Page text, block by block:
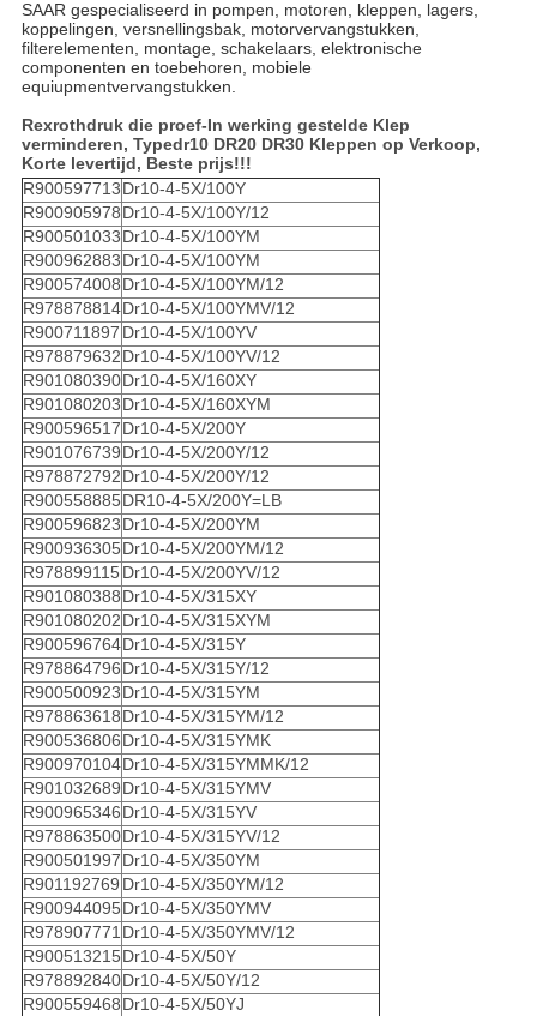
SAAR gespecialiseerd in pompen, motoren, kleppen, lagers,
koppelingen, versnellingsbak, motorvervangstukken,
filterelementen, montage, schakelaars, elektronische
componenten en toebehoren, mobiele
equiupmentvervangstukken.
Rexrothdruk die proef-In werking gestelde Klep
verminderen, Typedr10 DR20 DR30 Kleppen op Verkoop,
Korte levertijd, Beste prijs!!!
R900597713Dr10-4-5X/100Y
R900905978Dr10-4-5X/100Y/12
R900501033Dr10-4-5X/100YM
R900962883Dr10-4-5X/100YM
R900574008Dr10-4-5X/100YM/12
R978878814Dr10-4-5X/100YMV/12
R900711897 Dr10-4-5X/100YV
R978879632Dr10-4-5X/100YV/12
R901080390Dr10-4-5X/160XY
R901080203Dr10-4-5X/160XYM
R900596517Dr10-4-5X/200Y
R901076739Dr10-4-5X/200Y/12
R978872792Dr10-4-5X/200Y/12
R900558885DR10-4-5X/200Y=LB
R900596823Dr10-4-5X/200YM
R900936305Dr10-4-5X/200YM/12
R978899115 Dr10-4-5X/200YV/12
R901080388Dr10-4-5X/315XY
R901080202Dr10-4-5X/315XYM
R900596764Dr10-4-5X/315Y
R978864796Dr10-4-5X/315Y/12
R900500923Dr10-4-5X/315YM
R978863618Dr10-4-5X/315YM/12
R900536806Dr10-4-5X/315YMK
R900970104Dr10-4-5X/315YMMK/12
R901032689Dr10-4-5X/315YMV
R900965346Dr10-4-5X/315YV
R978863500Dr10-4-5X/315YV/12
R900501997Dr10-4-5X/350YM
R901192769 Dr10-4-5X/350YM/12
R900944095Dr10-4-5X/350YMV
R978907771 Dr10-4-5X/350YMV/12
R900513215Dr10-4-5X/50Y
R978892840Dr10-4-5X/50Y/12
R900559468Dr10-4-5X/50YJ